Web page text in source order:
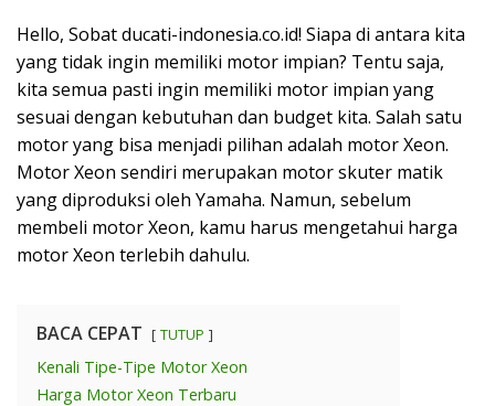
Hello, Sobat ducati-indonesia.co.id! Siapa di antara kita
yang tidak ingin memiliki motor impian? Tentu saja,
kita semua pasti ingin memiliki motor impian yang
sesuai dengan kebutuhan dan budget kita. Salah satu
motor yang bisa menjadi pilihan adalah motor Xeon.
Motor Xeon sendiri merupakan motor skuter matik
yang diproduksi oleh Yamaha. Namun, sebelum
membeli motor Xeon, kamu harus mengetahui harga
motor Xeon terlebih dahulu.
BACA CEPAT TUTUP
Kenali Tipe-Tipe Motor Xeon
Harga Motor Xeon Terbaru